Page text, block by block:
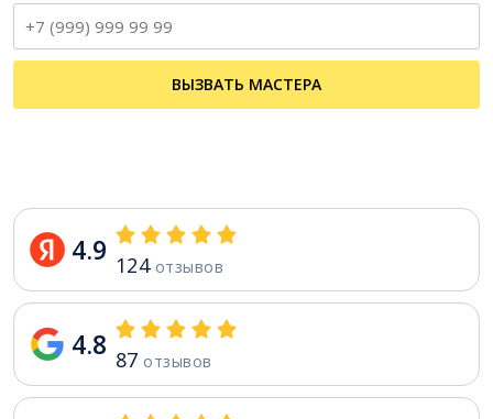
ВЫЗВАТЬ МАСТЕРА
4.9 124отзывов
4.8 87 отзывов